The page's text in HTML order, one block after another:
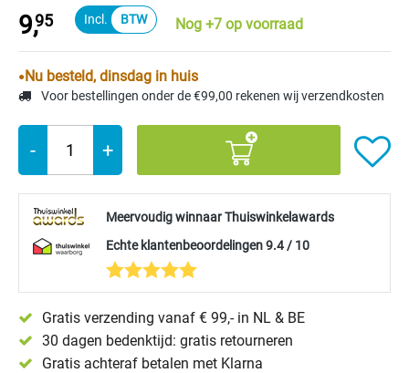
9,95 Nog +7 op voorraad
Nu besteld, dinsdag in huis
Voor bestellingen onder de €99,00 rekenen wij verzendkosten
- +
Meervoudig winnaar Thuiswinkelawards
Echte klantenbeoordelingen 9.4 / 10
Gratis verzending vanaf € 99,- in NL & BE
30 dagen bedenktijd: gratis retourneren
Gratis achteraf betalen met Klarna